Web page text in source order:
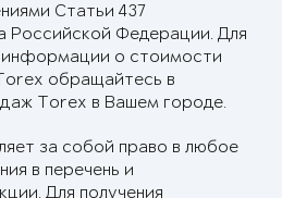
Статьи 437
Российской Федерации. Для
информации о стоимости
обращайтесь в
Torex в Вашем городе.
за собой право в любое
в перечень и
Для получения